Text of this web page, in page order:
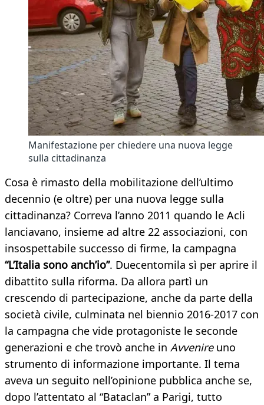
Manifestazione per chiedere una nuova legge
sulla cittadinanza
Cosa è rimasto della mobilitazione dell’ultimo
decennio (e oltre) per una nuova legge sulla
cittadinanza? Correva l’anno 2011 quando le Acli
lanciavano, insieme ad altre 22 associazioni, con
insospettabile successo di firme, la campagna
“L’Italia sono anch’io”. Duecentomila sì per aprire il
dibattito sulla riforma. Da allora partì un
crescendo di partecipazione, anche da parte della
società civile, culminata nel biennio 2016-2017 con
la campagna che vide protagoniste le seconde
generazioni e che trovò anche in Avvenireuno
strumento di informazione importante. Il tema
aveva un seguito nell’opinione pubblica anche se,
dopo l’attentato al “Bataclan” a Parigi, tutto